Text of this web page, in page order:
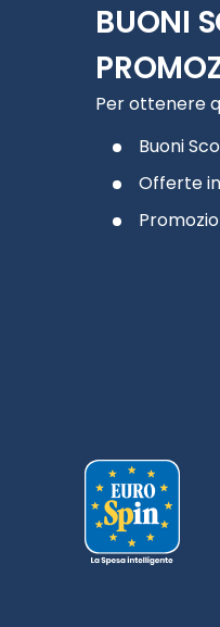
BUONI
Per ottenere
Buoni
Offerte